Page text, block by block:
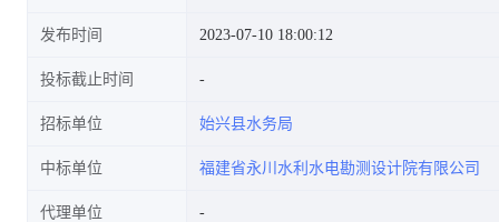
公告
发布时间 2023-07-10 18:00:12
投标截止时间
招标单位 始兴县水务局
中标单位 福建省永川水利水电勘测设计院有限公司
代理单位